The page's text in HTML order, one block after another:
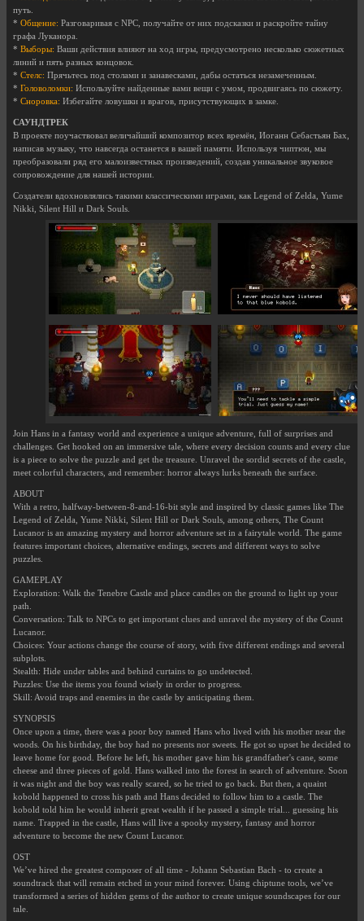
путь.
* Общение: Разговаривая с NPC, получайте от них подсказки и раскройте тайну
графа Луканора.
* Выборы: Ваши действия влияют на ход игры, предусмотрено несколько сюжетных
линий и пять разных концовок.
* Стелс: Прячьтесь под столами и занавесками, дабы остаться незамеченным.
* Головоломки: Используйте найденные вами вещи с умом, продвигаясь по сюжету.
* Сноровка: Избегайте ловушки и врагов, присутствующих в замке.
САУНДТРЕК
В проекте поучаствовал величайший композитор всех времён, Иоганн Себастьян Бах,
написав музыку, что навсегда останется в вашей памяти. Используя чиптюн, мы
преобразовали ряд его малоизвестных произведений, создав уникальное звуковое
сопровождение для нашей истории.
Создатели вдохновлялись такими классическими играми, как Legend of Zelda, Yume
Nikki, Silent Hill и Dark Souls.
Join Hans in a fantasy world and experience a unique adventure, full of surprises and
challenges. Get hooked on an immersive tale, where every decision counts and every clue
is a piece to solve the puzzle and get the treasure. Unravel the sordid secrets of the castle,
meet colorful characters, and remember: horror always lurks beneath the surface.
ABOUT
With a retro, halfway-between-8-and-16-bit style and inspired by classic games like The
Legend of Zelda, Yume Nikki, Silent Hill or Dark Souls, among others, The Count
Lucanor is an amazing mystery and horror adventure set in a fairytale world. The game
features important choices, alternative endings, secrets and different ways to solve
puzzles.
GAMEPLAY
Exploration: Walk the Tenebre Castle and place candles on the ground to light up your
path.
Conversation: Talk to NPCs to get important clues and unravel the mystery of the Count
Lucanor.
Choices: Your actions change the course of story, with five different endings and several
subplots.
Stealth: Hide under tables and behind curtains to go undetected.
Puzzles: Use the items you found wisely in order to progress.
Skill: Avoid traps and enemies in the castle by anticipating them.
SYNOPSIS
Once upon a time, there was a poor boy named Hans who lived with his mother near the
woods. On his birthday, the boy had no presents nor sweets. He got so upset he decided to
leave home for good. Before he left, his mother gave him his grandfather's cane, some
cheese and three pieces of gold. Hans walked into the forest in search of adventure. Soon
it was night and the boy was really scared, so he tried to go back. But then, a quaint
kobold happened to cross his path and Hans decided to follow him to a castle. The
kobold told him he would inherit great wealth if he passed a simple trial... guessing his
name. Trapped in the castle, Hans will live a spooky mystery, fantasy and horror
adventure to become the new Count Lucanor.
OST
We’ve hired the greatest composer of all time - Johann Sebastian Bach - to create a
soundtrack that will remain etched in your mind forever. Using chiptune tools, we’ve
transformed a series of hidden gems of the author to create unique soundscapes for our
tale.